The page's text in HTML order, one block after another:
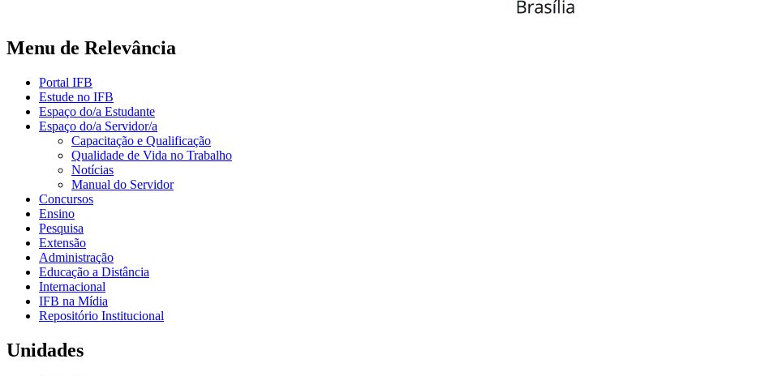
Menu de Relevância
Portal IFB
Estude no IFB
Espaço do/a Estudante
Espaço do/a Servidor/a
Capacitação e Qualificação
Qualidade de Vida no Trabalho
Notícias
Manual do Servidor
Concursos
Ensino
Pesquisa
Extensão
Administração
Educação a Distância
Internacional
IFB na Mídia
Repositório Institucional
Unidades